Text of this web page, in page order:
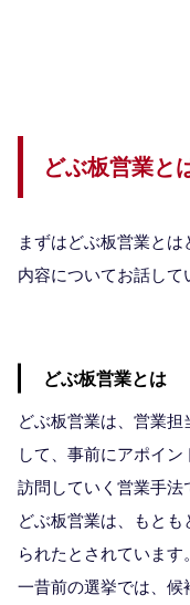
どぶ板営業と
まずはどぶ板営業と
内容についてお話して
どぶ板営業とは
どぶ板営業は、営業
して、事前にアポイ
訪問していく営業手法
どぶ板営業は、もと
られたとされています。
一昔前の選挙では、